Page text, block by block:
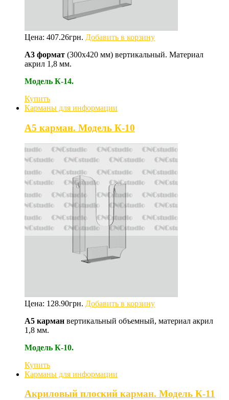
Цена: 407.26грн. Добавить в корзину
А3 формат (300х420 мм) вертикальный. Материал
акрил 1,8 мм.
Модель К-14.
Купить
Карманы для информации
А5 карман. Модель К-10
Цена: 128.90грн. Добавить в корзину
А5 карман вертикальный объемный, материал акрил
1,8 мм.
Модель К-10.
Купить
Карманы для информации
Акриловый плоский карман. Модель К-11